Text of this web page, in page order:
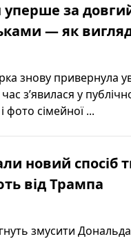
за
— як
знову привернула
з’явилася у
фото сімейної ...
новий спосіб
від Трампа
змусити